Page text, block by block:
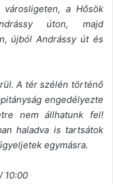
városligeten, a Hősök
úton, majd
újból Andrássy út és
A tér szélén történő
engedélyezte
nem állhatunk fel!
haladva is tartsátok
egymásra.
10:00